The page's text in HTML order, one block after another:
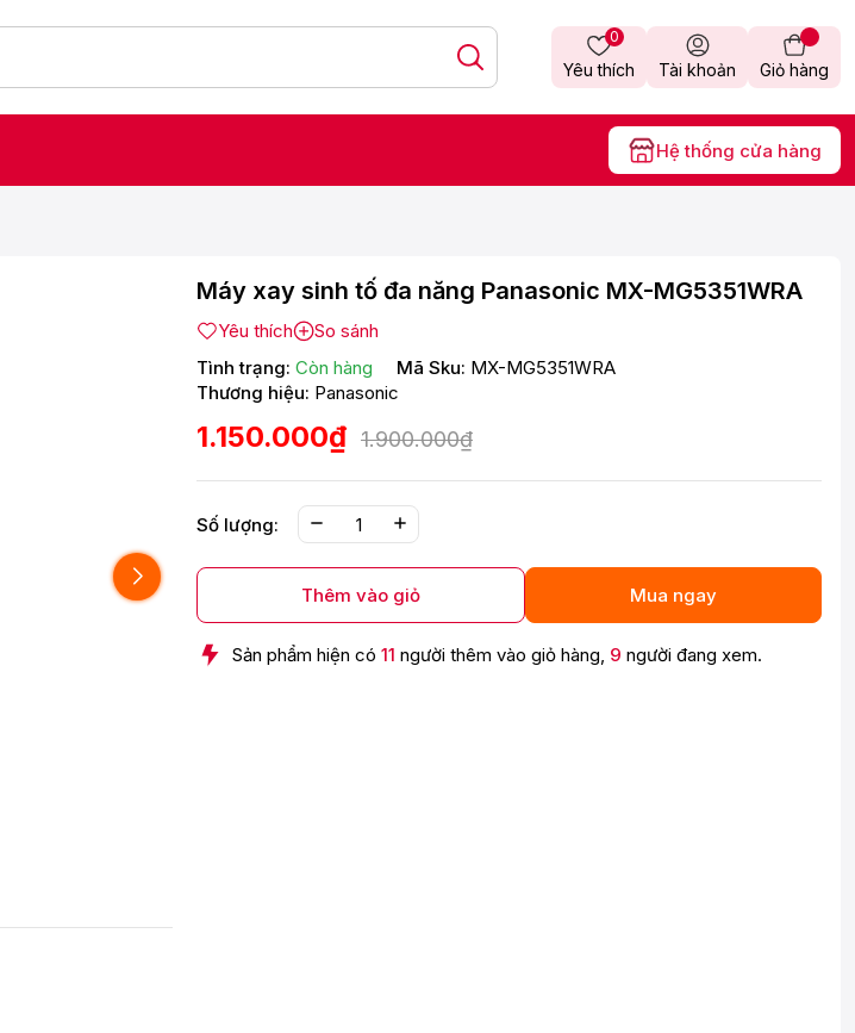
Yêu thích
0
Tài khoản Giỏ hàng
Hệ thống cửa hàng
Máy xay sinh tố đa năng Panasonic MX-MG5351WRA
Yêu thích
So sánh
Tình trạng: Còn hàng Mã Sku: MX-MG5351WRA
Thương hiệu: Panasonic
1.150.000₫ 1.900.000₫
Số lượng:
Thêm vào giỏ Mua ngay
Sản phẩm hiện có 11 người thêm vào giỏ hàng, 9 người đang xem.